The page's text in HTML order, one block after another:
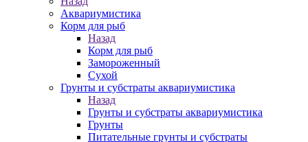
Аквариумистика
Корм для рыб
Назад
Корм для рыб
Замороженный
Сухой
Грунты и субстраты аквариумистика
Назад
Грунты и субстраты аквариумистика
Грунты
Питательные грунты и субстраты